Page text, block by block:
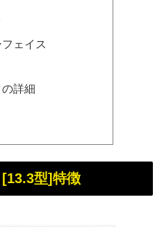
ェイス
詳細
型]特徴